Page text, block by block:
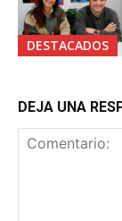
DESTACADOS
DEJA UNA